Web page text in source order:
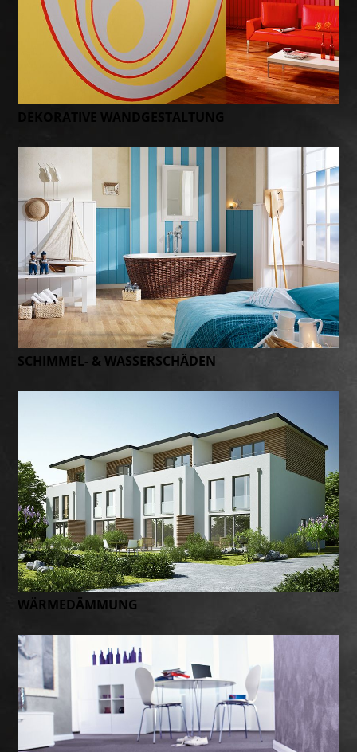
DEKORATIVE WAND­GESTALTUNG
SCHIMMEL- & WASSER­SCHÄDEN
WÄRMEDÄMMUNG